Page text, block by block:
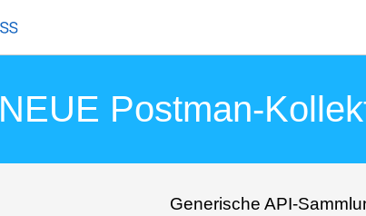
NEUE Postman-
Generische API-